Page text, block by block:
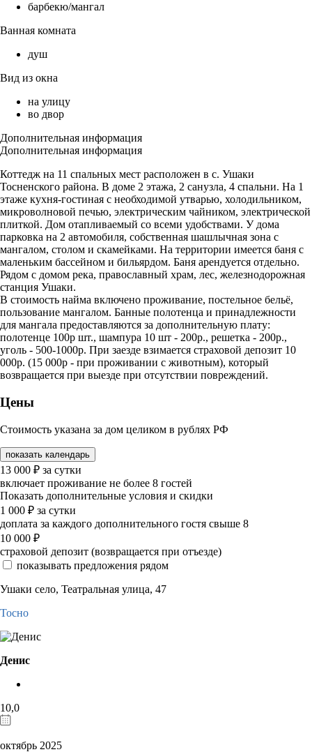
барбекю/мангал
Ванная комната
душ
Вид из окна
на улицу
во двор
Дополнительная информация
Дополнительная информация
Коттедж на 11 спальных мест расположен в с. Ушаки
Тосненского района. В доме 2 этажа, 2 санузла, 4 спальни. На 1
этаже кухня-гостиная с необходимой утварью, холодильником,
микроволновой печью, электрическим чайником, электрической
плиткой. Дом отапливаемый со всеми удобствами. У дома
парковка на 2 автомобиля, собственная шашлычная зона с
мангалом, столом и скамейками. На территории имеется баня с
маленьким бассейном и бильярдом. Баня арендуется отдельно.
Рядом с домом река, православный храм, лес, железнодорожная
станция Ушаки.
В стоимость найма включено проживание, постельное бельё,
пользование мангалом. Банные полотенца и принадлежности
для мангала предоставляются за дополнительную плату:
полотенце 100р шт., шампура 10 шт - 200р., решетка - 200р.,
уголь - 500-1000р. При заезде взимается страховой депозит 10
000р. (15 000р - при проживании с животным), который
возвращается при выезде при отсутствии повреждений.
Цены
Стоимость указана за дом целиком в рублях РФ
показать календарь
13 000 ₽ за сутки
включает проживание не более 8 гостей
Показать дополнительные условия и скидки
1 000 ₽ за сутки
доплата за каждого дополнительного гостя свыше 8
10 000 ₽
страховой депозит (возвращается при отъезде)
показывать предложения рядом
Ушаки село, Театральная улица, 47
Тосно
Денис
10,0
октябрь 2025